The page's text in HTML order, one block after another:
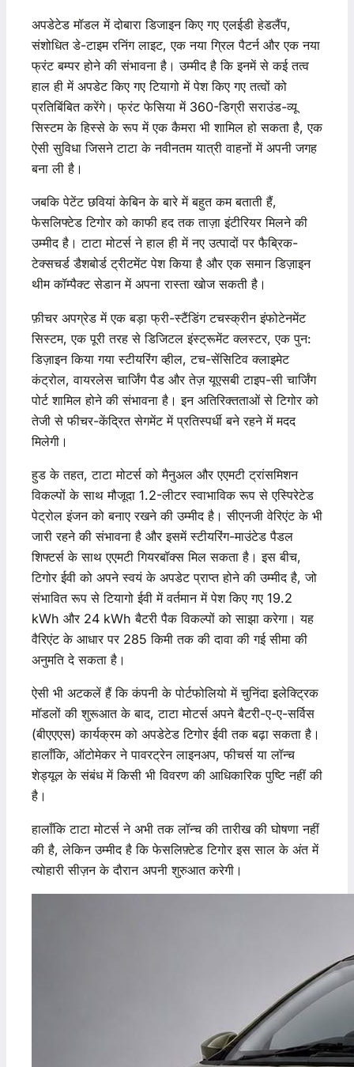
अपडेटेड मॉडल में दोबारा डिजाइन किए गए एलईडी हेडलैंप,
संशोधित डे-टाइम रनिंग लाइट, एक नया ग्रिल पैटर्न और एक नया
फ्रंट बम्पर होने की संभावना है। उम्मीद है कि इनमें से कई तत्व
हाल ही में अपडेट किए गए टियागो में पेश किए गए तत्वों को
प्रतिबिंबित करेंगे। फ्रंट फेसिया में 360-डिग्री सराउंड-व्यू
सिस्टम के हिस्से के रूप में एक कैमरा भी शामिल हो सकता है, एक
ऐसी सुविधा जिसने टाटा के नवीनतम यात्री वाहनों में अपनी जगह
बना ली है।
जबकि पेटेंट छवियां केबिन के बारे में बहुत कम बताती हैं,
फेसलिफ्टेड टिगोर को काफी हद तक ताज़ा इंटीरियर मिलने की
उम्मीद है। टाटा मोटर्स ने हाल ही में नए उत्पादों पर फैब्रिक-
टेक्सचर्ड डैशबोर्ड ट्रीटमेंट पेश किया है और एक समान डिज़ाइन
थीम कॉम्पैक्ट सेडान में अपना रास्ता खोज सकती है।
फ़ीचर अपग्रेड में एक बड़ा फ्री-स्टैंडिंग टचस्क्रीन इंफोटेनमेंट
सिस्टम, एक पूरी तरह से डिजिटल इंस्ट्रूमेंट क्लस्टर, एक पुन:
डिज़ाइन किया गया स्टीयरिंग व्हील, टच-सेंसिटिव क्लाइमेट
कंट्रोल, वायरलेस चार्जिंग पैड और तेज़ यूएसबी टाइप-सी चार्जिंग
पोर्ट शामिल होने की संभावना है। इन अतिरिक्तताओं से टिगोर को
तेजी से फीचर-केंद्रित सेगमेंट में प्रतिस्पर्धी बने रहने में मदद
मिलेगी।
हुड के तहत, टाटा मोटर्स को मैनुअल और एएमटी ट्रांसमिशन
विकल्पों के साथ मौजूदा 1.2-लीटर स्वाभाविक रूप से एस्पिरेटेड
पेट्रोल इंजन को बनाए रखने की उम्मीद है। सीएनजी वेरिएंट के भी
जारी रहने की संभावना है और इसमें स्टीयरिंग-माउंटेड पैडल
शिफ्टर्स के साथ एएमटी गियरबॉक्स मिल सकता है। इस बीच,
टिगोर ईवी को अपने स्वयं के अपडेट प्राप्त होने की उम्मीद है, जो
संभावित रूप से टियागो ईवी में वर्तमान में पेश किए गए 19.2
kWh और 24 kWh बैटरी पैक विकल्पों को साझा करेगा। यह
वैरिएंट के आधार पर 285 किमी तक की दावा की गई सीमा की
अनुमति दे सकता है।
ऐसी भी अटकलें हैं कि कंपनी के पोर्टफोलियो में चुनिंदा इलेक्ट्रिक
मॉडलों की शुरूआत के बाद, टाटा मोटर्स अपने बैटरी-ए-ए-सर्विस
(बीएएएस) कार्यक्रम को अपडेटेड टिगोर ईवी तक बढ़ा सकता है।
हालाँकि, ऑटोमेकर ने पावरट्रेन लाइनअप, फीचर्स या लॉन्च
शेड्यूल के संबंध में किसी भी विवरण की आधिकारिक पुष्टि नहीं की
है।
हालाँकि टाटा मोटर्स ने अभी तक लॉन्च की तारीख की घोषणा नहीं
की है, लेकिन उम्मीद है कि फेसलिफ़्टेड टिगोर इस साल के अंत में
त्योहारी सीज़न के दौरान अपनी शुरुआत करेगी।